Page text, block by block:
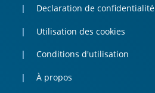
Declaration de confidentialité
Utilisation des cookies
Conditions d'utilisation
À propos